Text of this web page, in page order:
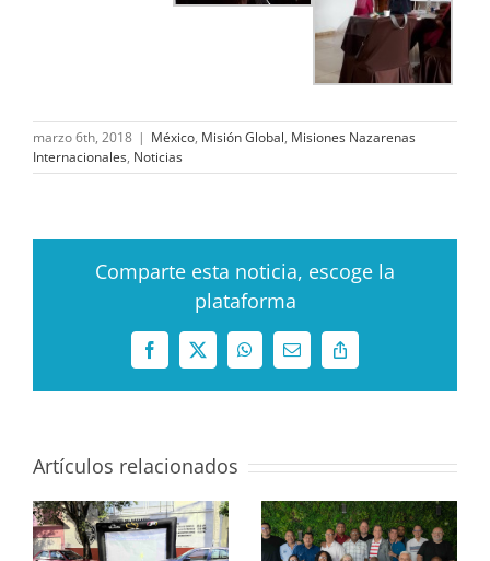
marzo 6th, 2018 | México, Misión Global, Misiones Nazarenas
Internacionales, Noticias
Comparte esta noticia, escoge la
plataforma
Facebook
X WhatsAppCorreoCopy
Artículos relacionados